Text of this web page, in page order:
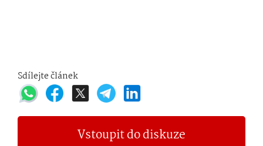
Sdílejte článek
Vstoupit do diskuze